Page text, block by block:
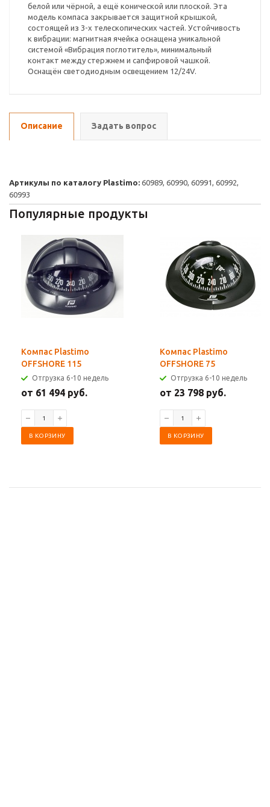
белой или чёрной, а ещё конической или плоской. Эта
модель компаса закрывается защитной крышкой,
состоящей из 3-х телескопических частей. Устойчивость
к вибрации: магнитная ячейка оснащена уникальной
системой «Вибрация поглотитель», минимальный
контакт между стержнем и сапфировой чашкой.
Оснащён светодиодным освещением 12/24V.
Описание Задать вопрос
Артикулы по каталогу Plastimo: 60989, 60990, 60991, 60992,
60993
Популярные продукты
Компас Plastimo
OFFSHORE 115
Отгрузка 6-10 недель
от 61 494 руб.
В КОРЗИНУ
Компас Plastimo
OFFSHORE 75
Отгрузка 6-10 недель
от 23 798 руб.
В КОРЗИНУ